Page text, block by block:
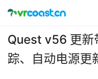
Quest v56 更新
踪、自动电源更